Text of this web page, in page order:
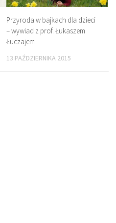
Przyroda w bajkach dla dzieci
– wywiad z prof. Łukaszem
Łuczajem
13 PAŹDZIERNIKA 2015